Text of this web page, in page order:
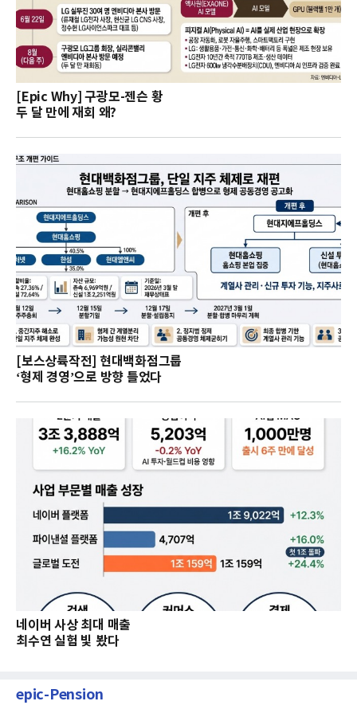
[Epic Why] 구광모-젠슨 황
두 달 만에 재회 왜?
[보스상륙작전] 현대백화점그룹
‘형제 경영’으로 방향 틀었다
네이버 사상 최대 매출
최수연 실험 빛 봤다
epic-Pension